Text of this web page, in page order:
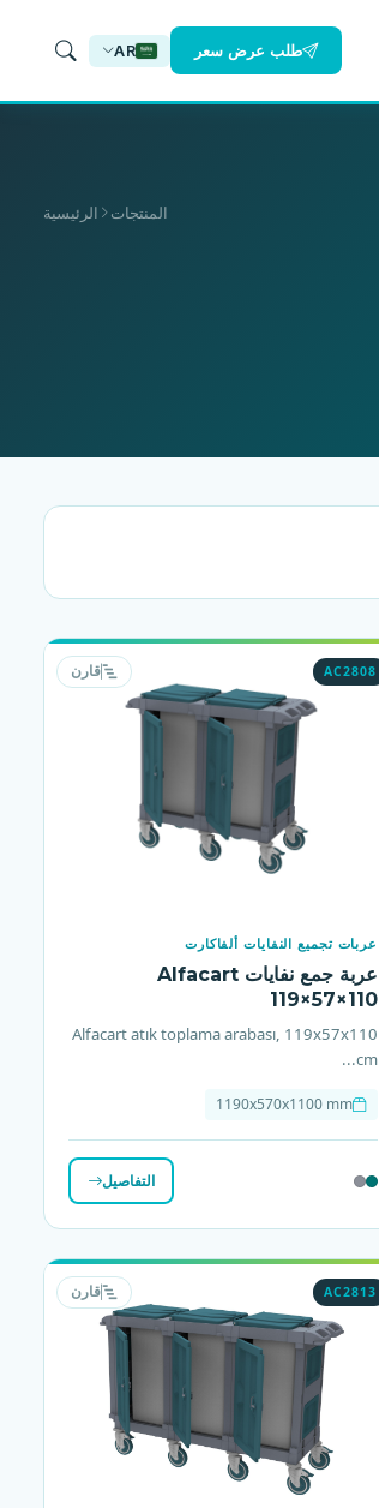
AR طلب عرض سعر
الرئيسية المنتجات
AC2808 قارن
عربات تجميع النفايات ألفاكارت
عربة جمع نفايات Alfacart
119×57×110
Alfacart atık toplama arabası, 119x57x110
cm...
1190x570x1100 mm
التفاصيل
AC2813 قارن